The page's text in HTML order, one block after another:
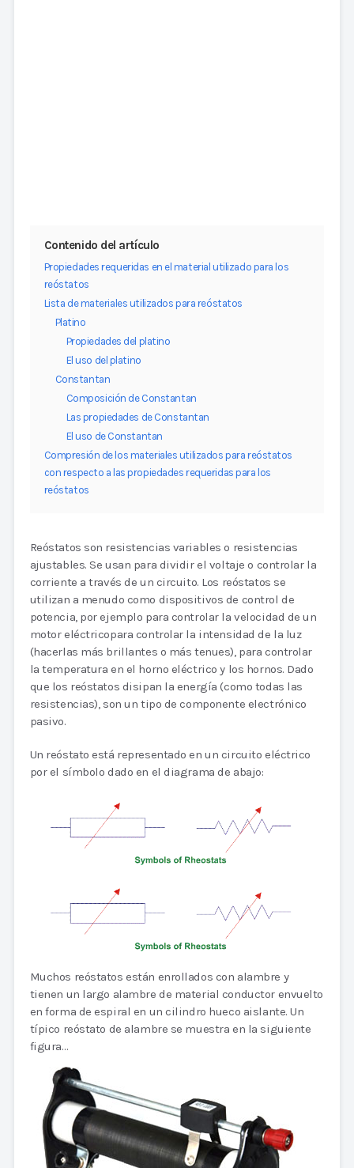
Contenido del artículo
Propiedades requeridas en el material utilizado para los
reóstatos
Lista de materiales utilizados para reóstatos
Platino
Propiedades del platino
El uso del platino
Constantan
Composición de Constantan
Las propiedades de Constantan
El uso de Constantan
Compresión de los materiales utilizados para reóstatos
con respecto a las propiedades requeridas para los
reóstatos
Reóstatos son resistencias variables o resistencias
ajustables. Se usan para dividir el voltaje o controlar la
corriente a través de un circuito. Los reóstatos se
utilizan a menudo como dispositivos de control de
potencia, por ejemplo para controlar la velocidad de un
motor eléctricopara controlar la intensidad de la luz
(hacerlas más brillantes o más tenues), para controlar
la temperatura en el horno eléctrico y los hornos. Dado
que los reóstatos disipan la energía (como todas las
resistencias), son un tipo de componente electrónico
pasivo.
Un reóstato está representado en un circuito eléctrico
por el símbolo dado en el diagrama de abajo:
Muchos reóstatos están enrollados con alambre y
tienen un largo alambre de material conductor envuelto
en forma de espiral en un cilindro hueco aislante. Un
típico reóstato de alambre se muestra en la siguiente
figura…